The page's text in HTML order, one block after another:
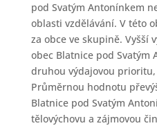
pod Svatým Antonínkem
oblasti vzdělávání. V této
za obce ve skupině. Vyšší
obec Blatnice pod Svatým
druhou výdajovou
Průměrnou hodnotu
Blatnice pod Svatým
tělovýchovu a zájmovou